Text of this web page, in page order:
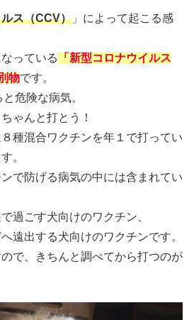
ス（CCV） 」によって起こる感
っている
「新型コロナウイルス
物です。
危険な病気。
ゃんと打とう！
種混合ワクチンを年１で打ってい
。
で防げる病気の中には含まれてい
過ごす犬向けのワクチン、
出する犬向けのワクチンです。
で、きちんと調べてから打つのが